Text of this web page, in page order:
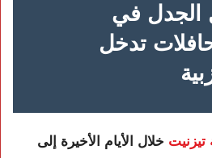
الجدل في
تدخل
تيزنيت خلال الأيام الأخيرة إلى